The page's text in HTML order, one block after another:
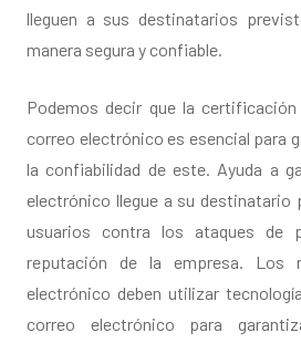
lleguen a sus destinatarios
manera segura y confiable.
Podemos decir que la
correo electrónico es esencial para
la confiabilidad de este. Ayuda a
electrónico llegue a su destinatario
usuarios contra los ataques de
reputación de la empresa. Los
electrónico deben utilizar
correo electrónico para